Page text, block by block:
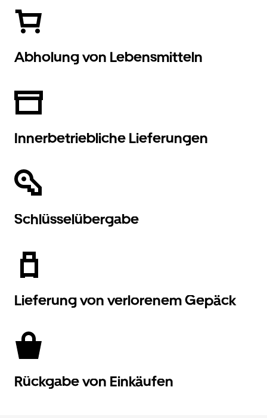
Abholung von Lebensmitteln
Innerbetriebliche Lieferungen
Schlüsselübergabe
Lieferung von verlorenem Gepäck
Rückgabe von Einkäufen